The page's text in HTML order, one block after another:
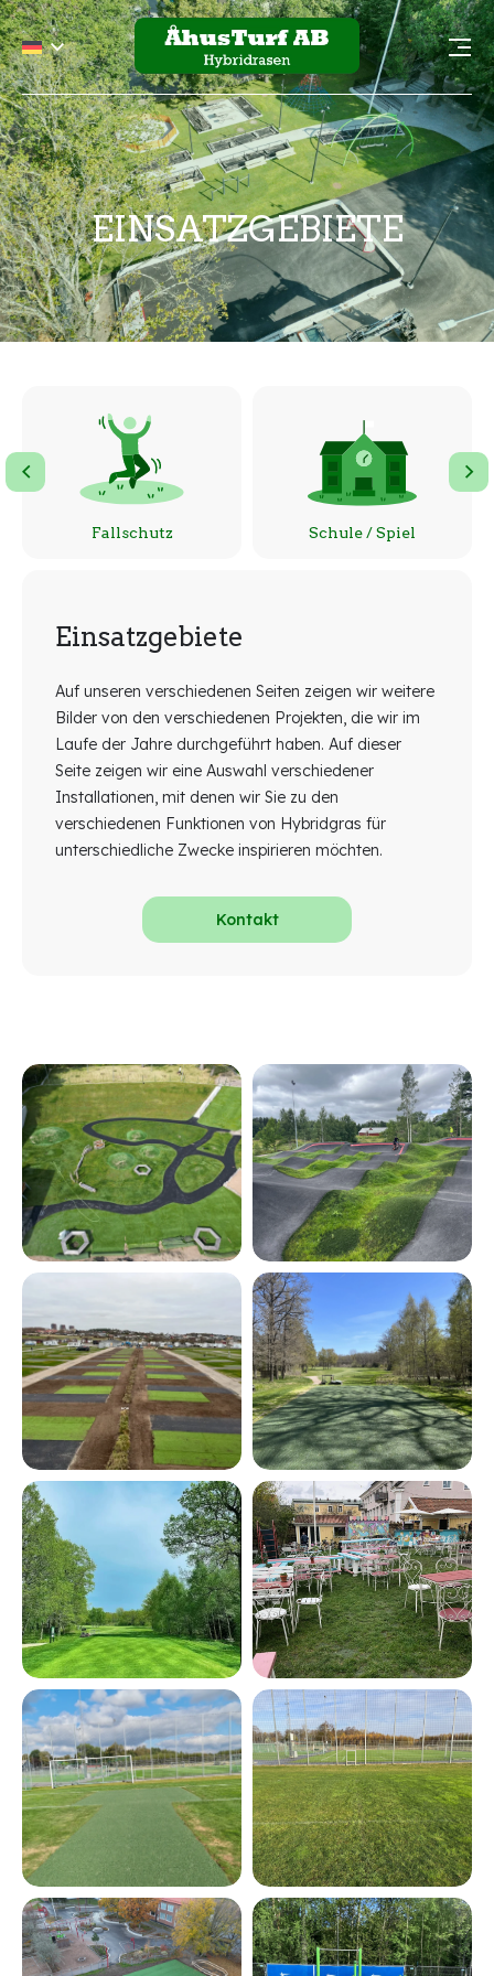
EINSATZGEBIETE
Fallschutz Schule / Spiel
Einsatzgebiete
Auf unseren verschiedenen Seiten zeigen wir weitere
Bilder von den verschiedenen Projekten, die wir im
Laufe der Jahre durchgeführt haben. Auf dieser
Seite zeigen wir eine Auswahl verschiedener
Installationen, mit denen wir Sie zu den
verschiedenen Funktionen von Hybridgras für
unterschiedliche Zwecke inspirieren möchten.
Kontakt